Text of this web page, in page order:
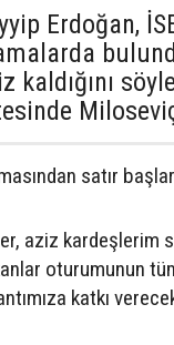
Erdoğan,
kaldığını
satır
aziz kardeşlerim
oturumunun
katkı